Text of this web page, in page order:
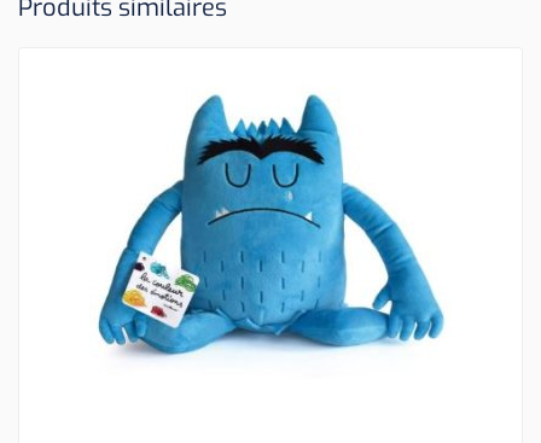
Produits similaires